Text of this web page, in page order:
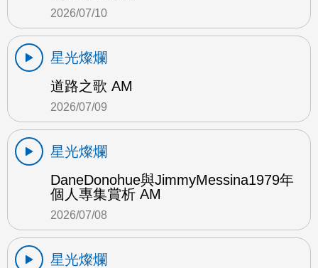
2026/07/10
星光燦爛
道路之歌 AM
2026/07/09
星光燦爛
DaneDonohue與JimmyMessina1979年
個人專集賞析 AM
2026/07/08
星光燦爛